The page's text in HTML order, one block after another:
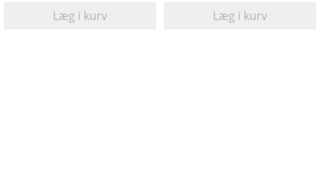
Læg i kurv Læg i kurv